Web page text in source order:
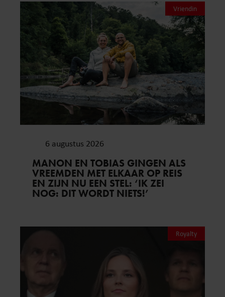
Vriendin
6 augustus 2026
MANON EN TOBIAS GINGEN ALS
VREEMDEN MET ELKAAR OP REIS
EN ZIJN NU EEN STEL: ‘IK ZEI
NOG: DIT WORDT NIETS!’
Royalty